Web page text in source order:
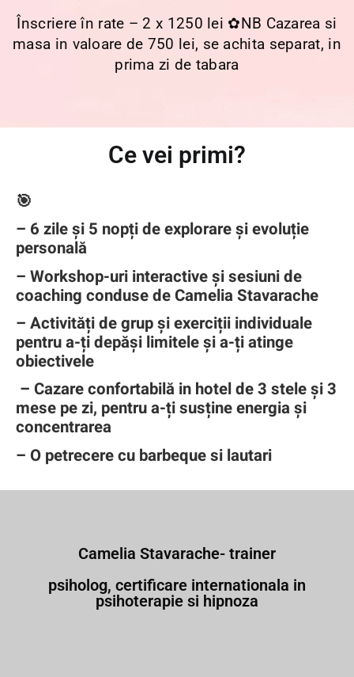
Înscriere în rate – 2 x 1250 lei ✿ NB Cazarea si
masa in valoare de 750 lei, se achita separat, in
prima zi de tabara
Ce vei primi?
🎯
– 6 zile și 5 nopți de explorare și evoluție
personală
– Workshop-uri interactive și sesiuni de
coaching conduse de Camelia Stavarache
– Activități de grup și exerciții individuale
pentru a-ți depăși limitele și a-ți atinge
obiectivele
– Cazare confortabilă in hotel de 3 stele și 3
mese pe zi, pentru a-ți susține energia și
concentrarea
– O petrecere cu barbeque si lautari
Camelia Stavarache- trainer
psiholog, certificare internationala in
psihoterapie si hipnoza